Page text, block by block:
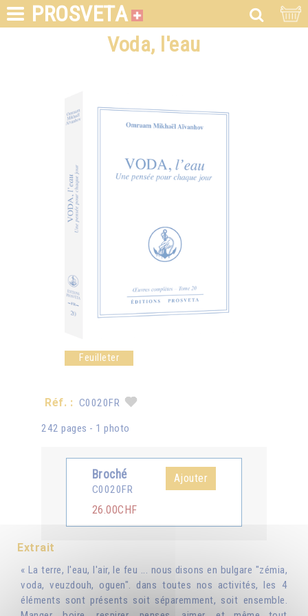
PROSVETA
Voda, l'eau
Feuilleter
Réf. : C0020FR
242 pages - 1 photo
Broché
C0020FR
26.00CHF
Ajouter
Extrait
« La terre, l'eau, l'air, le feu ... nous disons en bulgare "zémia,
voda, veuzdouh, oguen". dans toutes nos activités, les 4
éléments sont présents soit séparemment, soit ensemble.